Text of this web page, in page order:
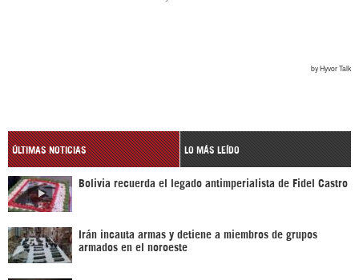
ÚLTIMAS NOTICIAS LO MÁS LEÍDO
Bolivia recuerda el legado antimperialista de Fidel Castro
Irán incauta armas y detiene a miembros de grupos
armados en el noroeste